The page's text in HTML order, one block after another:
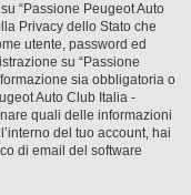
“Passione Peugeot Auto
Privacy dello Stato che
utente, password ed
su “Passione
sia obbligatoria o
Auto Club Italia -
quali delle informazioni
del tuo account, hai
di email del software